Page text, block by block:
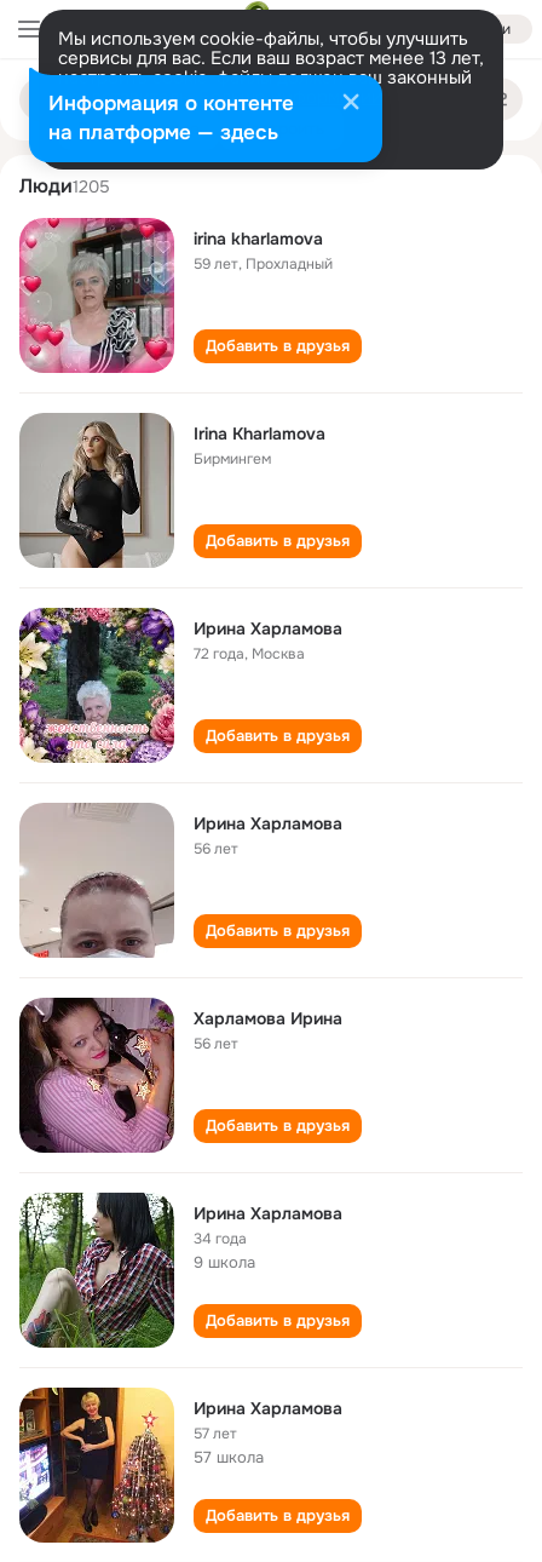
Войти
Мы используем cookie-файлы, чтобы улучшить
сервисы для вас. Если ваш возраст менее 13 лет,
настроить cookie-файлы должен ваш законный
представитель. Больше информации
Разрешить все Настроить
Поиск
людям
irina kharlamova
Люди1205
irina kharlamova
59 лет, Прохладный
Добавить в друзья
Irina Kharlamova
Бирмингем
Добавить в друзья
Ирина Харламова
72 года, Москва
Добавить в друзья
Ирина Харламова
56 лет
Добавить в друзья
Харламова Ирина
56 лет
Добавить в друзья
Ирина Харламова
34 года
9 школа
Добавить в друзья
Ирина Харламова
57 лет
57 школа
Добавить в друзья
Информация о контенте
на платформе — здесь